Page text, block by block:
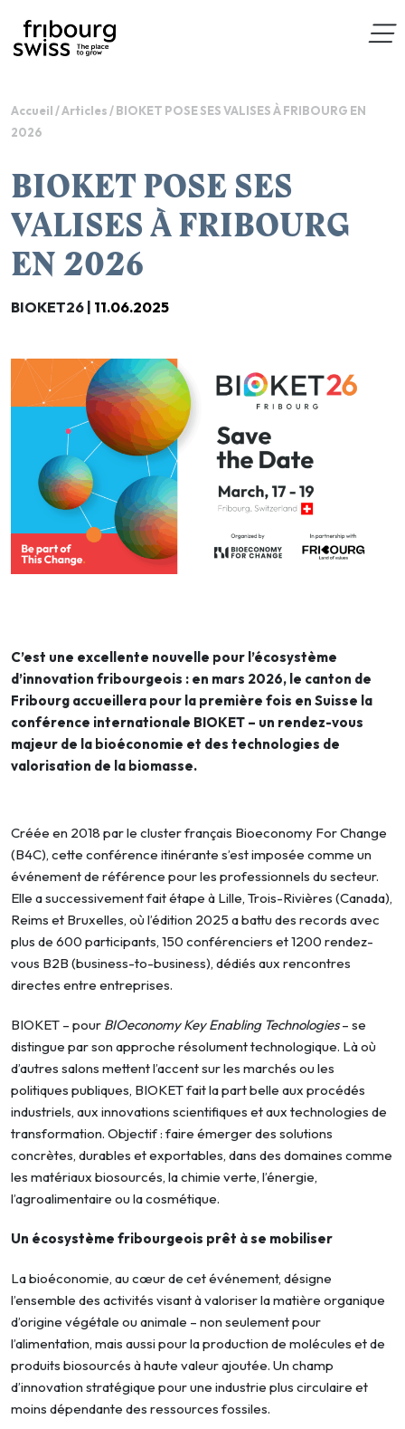
Accueil /Articles /BIOKET POSE SES VALISES À FRIBOURG EN
2026
BIOKET POSE SES
VALISES À FRIBOURG
EN 2026
BIOKET26 | 11.06.2025
C’est une excellente nouvelle pour l’écosystème
d’innovation fribourgeois : en mars 2026, le canton de
Fribourg accueillera pour la première fois en Suisse la
conférence internationale BIOKET – un rendez-vous
majeur de la bioéconomie et des technologies de
valorisation de la biomasse.
Créée en 2018 par le cluster français Bioeconomy For Change
(B4C), cette conférence itinérante s’est imposée comme un
événement de référence pour les professionnels du secteur.
Elle a successivement fait étape à Lille, Trois-Rivières (Canada),
Reims et Bruxelles, où l’édition 2025 a battu des records avec
plus de 600 participants, 150 conférenciers et 1200 rendez-
vous B2B (business-to-business), dédiés aux rencontres
directes entre entreprises.
BIOKET – pour BIOeconomy Key Enabling Technologies– se
distingue par son approche résolument technologique. Là où
d’autres salons mettent l’accent sur les marchés ou les
politiques publiques, BIOKET fait la part belle aux procédés
industriels, aux innovations scientifiques et aux technologies de
transformation. Objectif : faire émerger des solutions
concrètes, durables et exportables, dans des domaines comme
les matériaux biosourcés, la chimie verte, l’énergie,
l’agroalimentaire ou la cosmétique.
Un écosystème fribourgeois prêt à se mobiliser
La bioéconomie, au cœur de cet événement, désigne
l’ensemble des activités visant à valoriser la matière organique
d’origine végétale ou animale – non seulement pour
l’alimentation, mais aussi pour la production de molécules et de
produits biosourcés à haute valeur ajoutée. Un champ
d’innovation stratégique pour une industrie plus circulaire et
moins dépendante des ressources fossiles.